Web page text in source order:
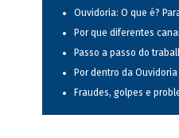
Ouvidoria: O que é?
Por que diferentes
Passo a passo do
Por dentro da Ouvidoria
Fraudes, golpes e